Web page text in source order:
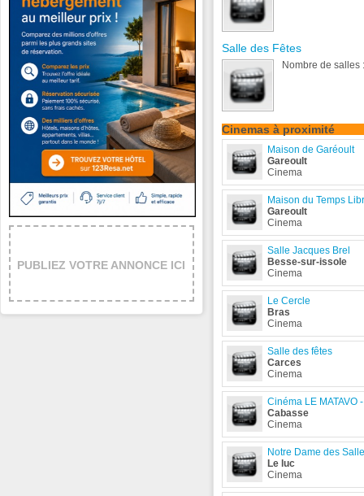
Salle des Fêtes
Nombre de salles
Cinemas à proximité
Maison de Garéoult
Gareoult
Cinema
Maison du Temps
Gareoult
Cinema
Salle Jacques Brel
Besse-sur-issole
Cinema
Le Cercle
Bras
Cinema
Salle des fêtes
Carces
Cinema
Cinéma LE MATAVO
Cabasse
Cinema
Notre Dame des
Le luc
Cinema
PUBLIEZ VOTRE ANNONCE ICI